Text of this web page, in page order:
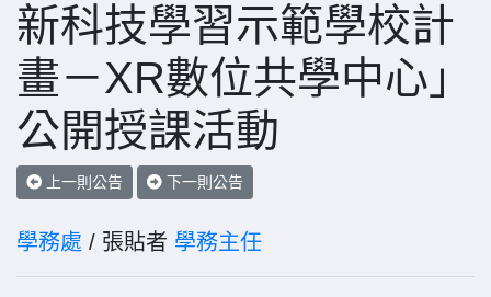
新科技學習示範學校計
畫－XR數位共學中心」
公開授課活動
上一則公告 下一則公告
學務處 / 張貼者 學務主任